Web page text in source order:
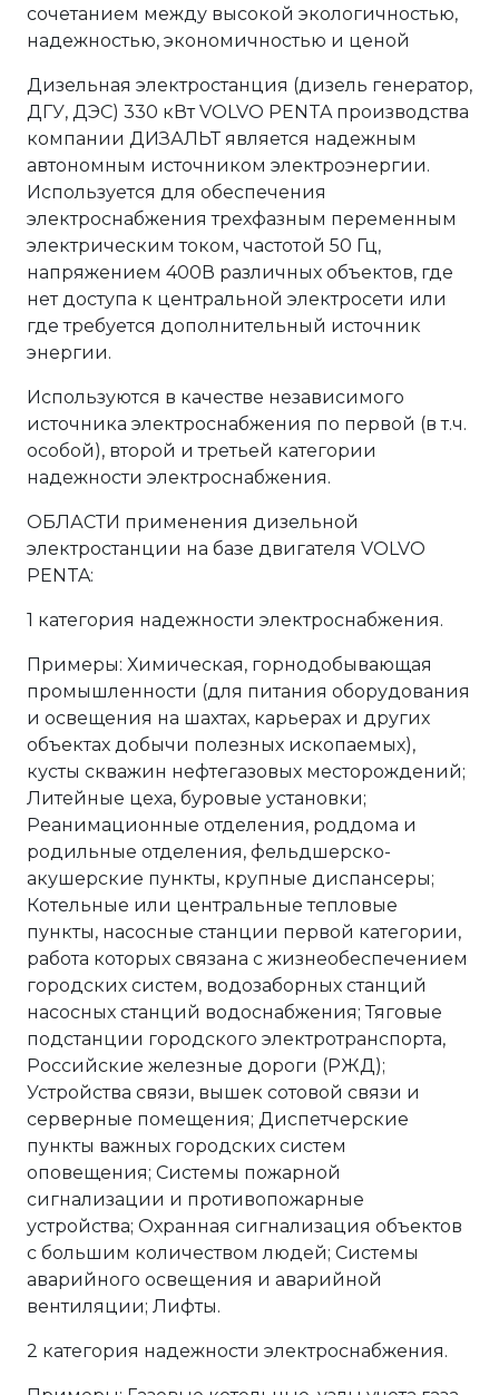
сочетанием между высокой экологичностью,
надежностью, экономичностью и ценой
Дизельная электростанция (дизель генератор,
ДГУ, ДЭС) 330 кВт VOLVO PENTA производства
компании ДИЗАЛЬТ является надежным
автономным источником электроэнергии.
Используется для обеспечения
электроснабжения трехфазным переменным
электрическим током, частотой 50 Гц,
напряжением 400В различных объектов, где
нет доступа к центральной электросети или
где требуется дополнительный источник
энергии.
Используются в качестве независимого
источника электроснабжения по первой (в т.ч.
особой), второй и третьей категории
надежности электроснабжения.
ОБЛАСТИ применения дизельной
электростанции на базе двигателя VOLVO
PENTA:
1 категория надежности электроснабжения.
Примеры: Химическая, горнодобывающая
промышленности (для питания оборудования
и освещения на шахтах, карьерах и других
объектах добычи полезных ископаемых),
кусты скважин нефтегазовых месторождений;
Литейные цеха, буровые установки;
Реанимационные отделения, роддома и
родильные отделения, фельдшерско-
акушерские пункты, крупные диспансеры;
Котельные или центральные тепловые
пункты, насосные станции первой категории,
работа которых связана с жизнеобеспечением
городских систем, водозаборных станций
насосных станций водоснабжения; Тяговые
подстанции городского электротранспорта,
Российские железные дороги (РЖД);
Устройства связи, вышек сотовой связи и
серверные помещения; Диспетчерские
пункты важных городских систем
оповещения; Системы пожарной
сигнализации и противопожарные
устройства; Охранная сигнализация объектов
с большим количеством людей; Системы
аварийного освещения и аварийной
вентиляции; Лифты.
2 категория надежности электроснабжения.